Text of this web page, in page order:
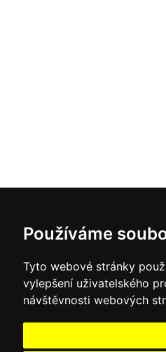
Používáme
Tyto webové stránky
vylepšení uživatelského
návštěvnosti webových